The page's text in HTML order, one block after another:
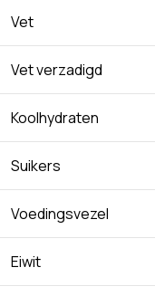
Vet
Vet verzadigd
Koolhydraten
Suikers
Voedingsvezel
Eiwit